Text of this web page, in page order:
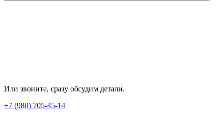
Или звоните, сразу обсудим детали.
+7 (980) 705-45-14